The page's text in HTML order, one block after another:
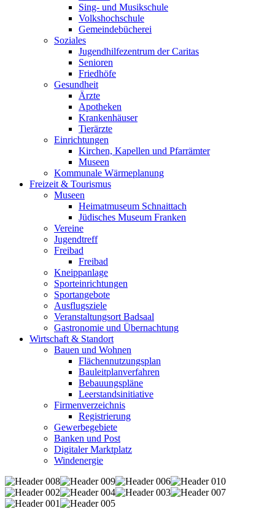
Sing- und Musikschule
Volkshochschule
Gemeindebücherei
Soziales
Jugendhilfezentrum der Caritas
Senioren
Friedhöfe
Gesundheit
Ärzte
Apotheken
Krankenhäuser
Tierärzte
Einrichtungen
Kirchen, Kapellen und Pfarrämter
Museen
Kommunale Wärmeplanung
Freizeit & Tourismus
Museen
Heimatmuseum Schnaittach
Jüdisches Museum Franken
Vereine
Jugendtreff
Freibad
Freibad
Kneippanlage
Sporteinrichtungen
Sportangebote
Ausflugsziele
Veranstaltungsort Badsaal
Gastronomie und Übernachtung
Wirtschaft & Standort
Bauen und Wohnen
Flächennutzungsplan
Bauleitplanverfahren
Bebauungspläne
Leerstandsinitiative
Firmenverzeichnis
Registrierung
Gewerbegebiete
Banken und Post
Digitaler Marktplatz
Windenergie